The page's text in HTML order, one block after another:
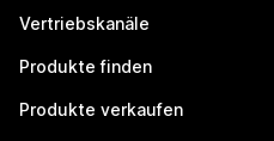
Vertriebskanäle
Produkte finden
Produkte verkaufen